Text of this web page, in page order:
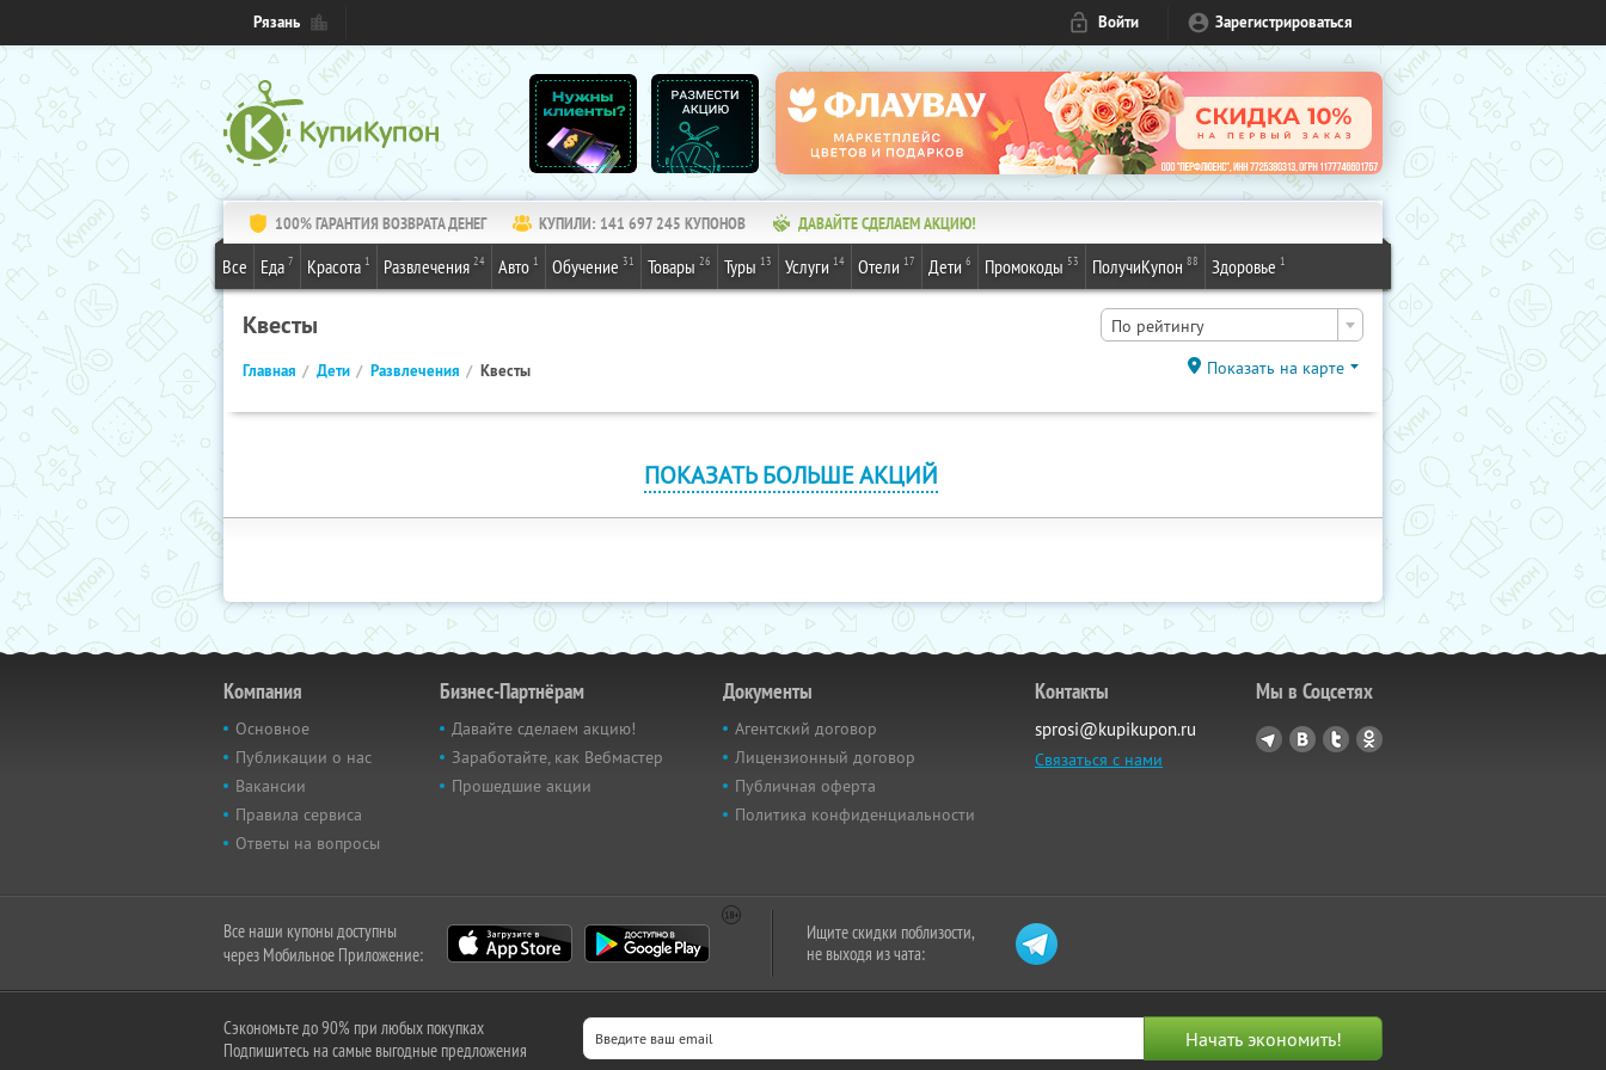
Рязань Войти Зарегистрироваться
100% ГАРАНТИЯ ВОЗВРАТА ДЕНЕГ КУПИЛИ: 141 697 245 КУПОНОВ ДАВАЙТЕ СДЕЛАЕМ АКЦИЮ!
Все Еда 7 Красота 1 Развлечения 24 Авто 1 Обучение 31 Товары 26 Туры 13 Услуги 14 Отели 17 Дети 6 Промокоды 53 ПолучиКупон 88 Здоровье 1
Квесты По рейтингу
Главная Дети Развлечения Квесты Показать на карте
ПОКАЗАТЬ БОЛЬШЕ АКЦИЙ
Компания
Основное
Публикации о нас
Вакансии
Правила сервиса
Ответы на вопросы
Бизнес-Партнёрам
Давайте сделаем акцию!
Заработайте, как Вебмастер
Прошедшие акции
Документы
Агентский договор
Лицензионный договор
Публичная оферта
Политика конфиденциальности
Контакты
sprosi@kupikupon.ru
Связаться с нами
Мы в Соцсетях
Все наши купоны доступны
через Мобильное Приложение:
Ищите скидки поблизости,
не выходя из чата:
Сэкономьте до 90% при любых покупках
Подпишитесь на самые выгодные предложения